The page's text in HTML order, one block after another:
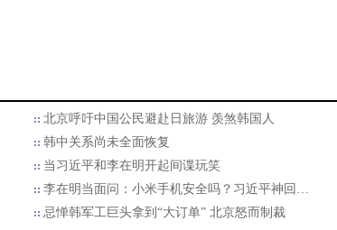
北京呼吁中国公民避赴日旅游 羡煞韩国人
韩中关系尚未全面恢复
当习近平和李在明开起间谍玩笑
李在明当面问：小米手机安全吗？习近平神回…
忌惮韩军工巨头拿到“大订单” 北京怒而制裁